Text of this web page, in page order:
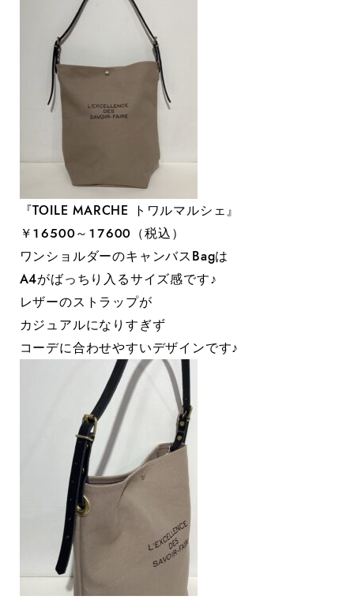
『TOILE MARCHE トワルマルシェ』
￥１６５００～１７６００（税込）
ワンショルダーのキャンバスBagは
A4がばっちり入るサイズ感です♪
レザーのストラップが
カジュアルになりすぎず
コーデに合わせやすいデザインです♪